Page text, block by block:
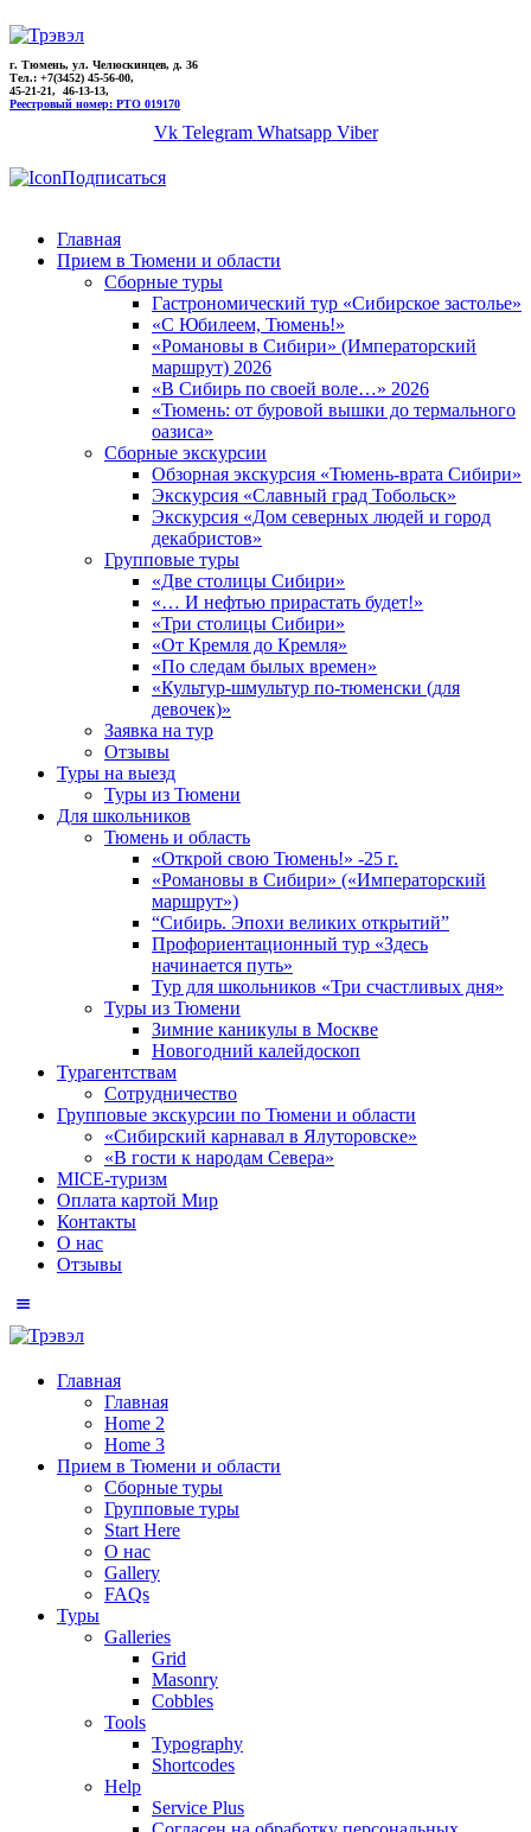
г. Тюмень, ул. Челюскинцев, д. 36
Тел.: +7(3452) 45-56-00,
45-21-21, 46-13-13,
Реестровый номер: РТО 019170
Vk Telegram Whatsapp Viber
Подписаться
Главная
Прием в Тюмени и области
Сборные туры
Гастрономический тур «Сибирское застолье»
«С Юбилеем, Тюмень!»
«Романовы в Сибири» (Императорский
маршрут) 2026
«В Сибирь по своей воле…» 2026
«Тюмень: от буровой вышки до термального
оазиса»
Сборные экскурсии
Обзорная экскурсия «Тюмень-врата Сибири»
Экскурсия «Славный град Тобольск»
Экскурсия «Дом северных людей и город
декабристов»
Групповые туры
«Две столицы Сибири»
«… И нефтью прирастать будет!»
«Три столицы Сибири»
«От Кремля до Кремля»
«По следам былых времен»
«Культур-шмультур по-тюменски (для
девочек)»
Заявка на тур
Отзывы
Туры на выезд
Туры из Тюмени
Для школьников
Тюмень и область
«Открой свою Тюмень!» -25 г.
«Романовы в Сибири» («Императорский
маршрут»)
“Сибирь. Эпохи великих открытий”
Профориентационный тур «Здесь
начинается путь»
Тур для школьников «Три счастливых дня»
Туры из Тюмени
Зимние каникулы в Москве
Новогодний калейдоскоп
Турагентствам
Сотрудничество
Групповые экскурсии по Тюмени и области
«Сибирский карнавал в Ялуторовске»
«В гости к народам Севера»
MICE-туризм
Оплата картой Мир
Контакты
О нас
Отзывы
Главная
Главная
Home 2
Home 3
Прием в Тюмени и области
Сборные туры
Групповые туры
Start Here
О нас
Gallery
FAQs
Туры
Galleries
Grid
Masonry
Cobbles
Tools
Typography
Shortcodes
Help
Service Plus